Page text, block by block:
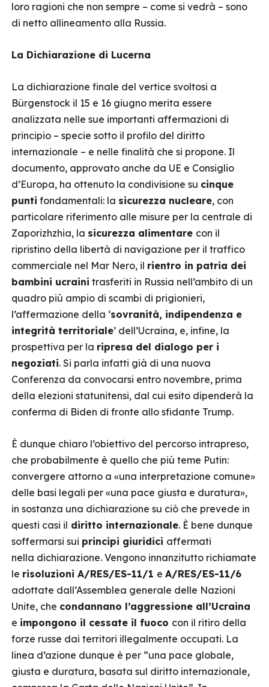
loro ragioni che non sempre – come si vedrà – sono
di netto allineamento alla Russia.
La Dichiarazione di Lucerna
La dichiarazione finale del vertice svoltosi a
Bürgenstock il 15 e 16 giugno merita essere
analizzata nelle sue importanti affermazioni di
principio – specie sotto il profilo del diritto
internazionale – e nelle finalità che si propone. Il
documento, approvato anche da UE e Consiglio
d’Europa, ha ottenuto la condivisione su cinque
punti fondamentali: la sicurezza nucleare, con
particolare riferimento alle misure per la centrale di
Zaporizhzhia, la sicurezza alimentare con il
ripristino della libertà di navigazione per il traffico
commerciale nel Mar Nero, il rientro in patria dei
bambini ucraini trasferiti in Russia nell’ambito di un
quadro più ampio di scambi di prigionieri,
l’affermazione della ‘sovranità, indipendenza e
integrità territoriale’ dell’Ucraina, e, infine, la
prospettiva per la ripresa del dialogo per i
negoziati. Si parla infatti già di una nuova
Conferenza da convocarsi entro novembre, prima
della elezioni statunitensi, dal cui esito dipenderà la
conferma di Biden di fronte allo sfidante Trump.
È dunque chiaro l’obiettivo del percorso intrapreso,
che probabilmente è quello che più teme Putin:
convergere attorno a «una interpretazione comune»
delle basi legali per «una pace giusta e duratura»,
in sostanza una dichiarazione su ciò che prevede in
questi casi il diritto internazionale. È bene dunque
soffermarsi sui principi giuridici affermati
nella dichiarazione. Vengono innanzitutto richiamate
le risoluzioni A/RES/ES-11/1 e A/RES/ES-11/6
adottate dall’Assemblea generale delle Nazioni
Unite, che condannano l’aggressione all’Ucraina
e impongono il cessate il fuoco con il ritiro della
forze russe dai territori illegalmente occupati. La
linea d’azione dunque è per “una pace globale,
giusta e duratura, basata sul diritto internazionale,